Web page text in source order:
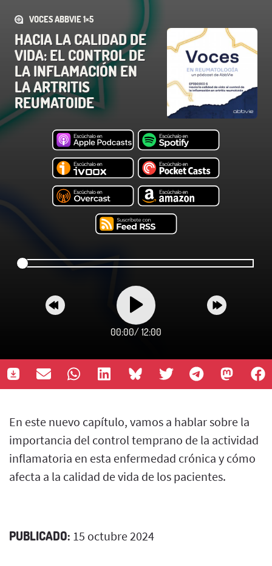
VOCES ABBVIE 1×5
HACIA LA CALIDAD DE
VIDA: EL CONTROL DE
LA INFLAMACIÓN EN
LA ARTRITIS
REUMATOIDE
00:00/ 12:00
En este nuevo capítulo, vamos a hablar sobre la
importancia del control temprano de la actividad
inflamatoria en esta enfermedad crónica y cómo
afecta a la calidad de vida de los pacientes.
PUBLICADO: 15 octubre 2024